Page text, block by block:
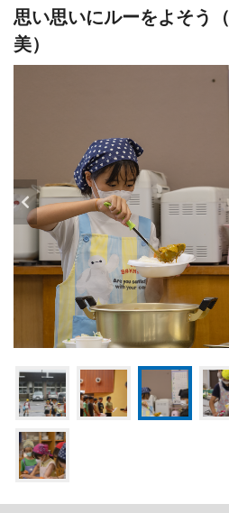
思い思いにルーをよそう
美）